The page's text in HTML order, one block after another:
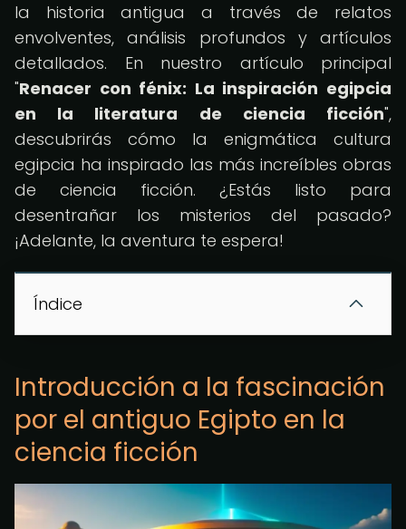
la historia antigua a través de relatos
envolventes, análisis profundos y artículos
detallados. En nuestro artículo principal
"Renacer con fénix: La inspiración egipcia
en la literatura de ciencia ficción",
descubrirás cómo la enigmática cultura
egipcia ha inspirado las más increíbles obras
de ciencia ficción. ¿Estás listo para
desentrañar los misterios del pasado?
¡Adelante, la aventura te espera!
Índice
Introducción a la fascinación
por el antiguo Egipto en la
ciencia ficción